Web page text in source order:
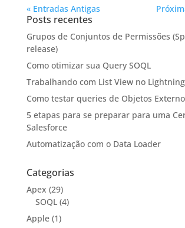
« Entradas Antigas
Posts recentes
Grupos de Conjuntos de Permissões
release)
Como otimizar sua Query SOQL
Trabalhando com List View no
Como testar queries de Objetos
5 etapas para se preparar para uma
Salesforce
Automatização com o Data Loader
Categorias
Apex (29)
SOQL(4)
Apple(1)